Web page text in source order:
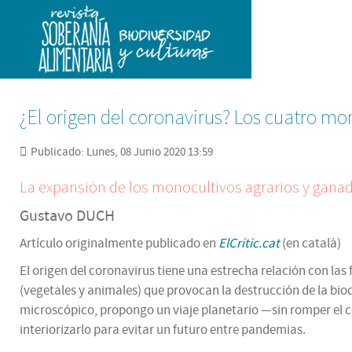
¿El origen del coronavirus? Los cuatro
Publicado: Lunes, 08 Junio 2020 13:59
La expansión de los monocultivos agrarios y
Gustavo DUCH
Artículo originalmente publicado en ElCrític.cat(en català)
El origen del coronavirus tiene una estrecha relación con
(vegetales y animales) que provocan la destrucción de la
microscópico, propongo un viaje planetario —sin romper el
interiorizarlo para evitar un futuro entre pandemias.